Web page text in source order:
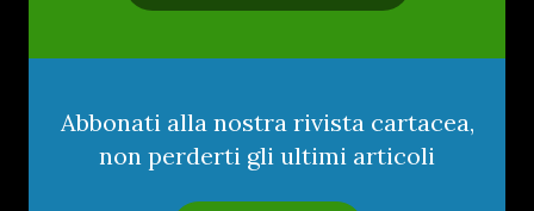
Abbonati alla nostra rivista cartacea,
non perderti gli ultimi articoli